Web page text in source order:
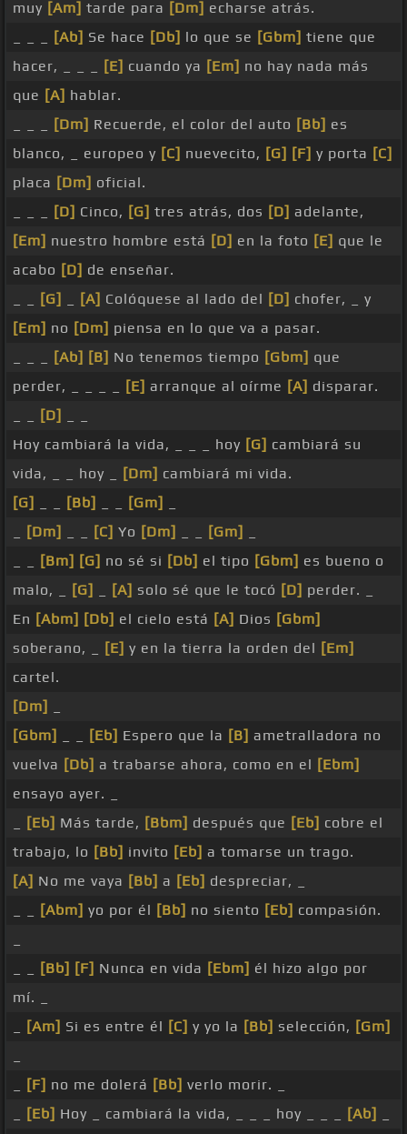
muy [Am] tarde para [Dm] echarse atrás.
[Ab] Se hace [Db] lo que se [Gbm] tiene que
hacer, _ _ _
[E] cuando ya [Em] no hay nada más
que [A] hablar.
[Dm] Recuerde, el color del auto [Bb] es
blanco, _ europeo y [C] nuevecito, [G] [F] y porta [C]
placa [Dm] oficial.
[D] Cinco, [G] tres atrás, dos [D] adelante,
[Em] nuestro hombre está [D] en la foto [E] que le
acabo [D] de enseñar.
[G] [A] Colóquese al lado del [D] chofer, _ y
[Em] no [Dm] piensa en lo que va a pasar.
[Ab] [B] No tenemos tiempo [Gbm] que
perder, _ _ _ _
[E] arranque al oírme [A] disparar.
[D]
Hoy cambiará la vida, _ _ _ hoy [G] cambiará su
vida, _ _ hoy _
[Dm] cambiará mi vida.
[G]
[Bb] [Gm]
[Dm] [C] Yo [Dm] [Gm]
[Bm] [G] no sé si [Db] el tipo [Gbm] es bueno o
malo, _
[G] [A] solo sé que le tocó [D] perder. _
En [Abm] [Db] el cielo está [A] Dios [Gbm]
soberano, _
[E] y en la tierra la orden del [Em]
cartel.
[Dm]
[Gbm]
[Eb] Espero que la [B] ametralladora no
vuelva [Db] a trabarse ahora, como en el [Ebm]
ensayo ayer. _
[Eb] Más tarde, [Bbm] después que [Eb] cobre el
trabajo, lo [Bb] invito [Eb] a tomarse un trago.
[A] No me vaya [Bb] a [Eb] despreciar, _
[Abm] yo por él [Bb] no siento [Eb] compasión.
[Bb] [F] Nunca en vida [Ebm] él hizo algo por
mí. _
[Am] Si es entre él [C] y yo la [Bb] selección, [Gm]
[F] no me dolerá [Bb] verlo morir. _
[Eb] Hoy _ cambiará la vida, _ _ _ hoy _ _ _ [Ab]